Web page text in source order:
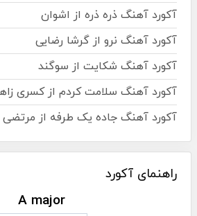
آکورد آهنگ ذره ذره از اشوان
آکورد آهنگ نرو از گرشا رضایی
آکورد آهنگ شکایت از سوگند
آکورد آهنگ سلامت کردم از کسری
آکورد آهنگ جاده یک طرفه از مرتضی
راهنمای آکورد
A major